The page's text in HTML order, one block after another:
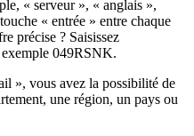
« serveur », « anglais »,
« entrée » entre chaque
précise ? Saisissez
exemple 049RSNK.
», vous avez la possibilité de
une région, un pays ou